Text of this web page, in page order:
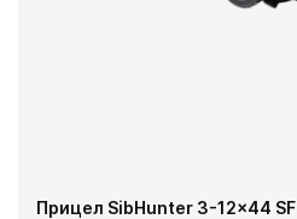
Прицел SibHunter 3-12x44 SF